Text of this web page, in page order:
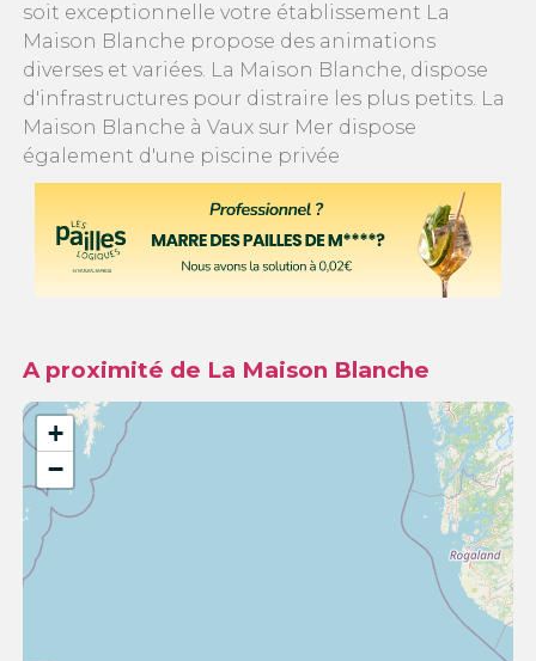
soit exceptionnelle votre établissement La
Maison Blanche propose des animations
diverses et variées. La Maison Blanche, dispose
d'infrastructures pour distraire les plus petits. La
Maison Blanche à Vaux sur Mer dispose
également d'une piscine privée
A proximité de La Maison Blanche
+
−